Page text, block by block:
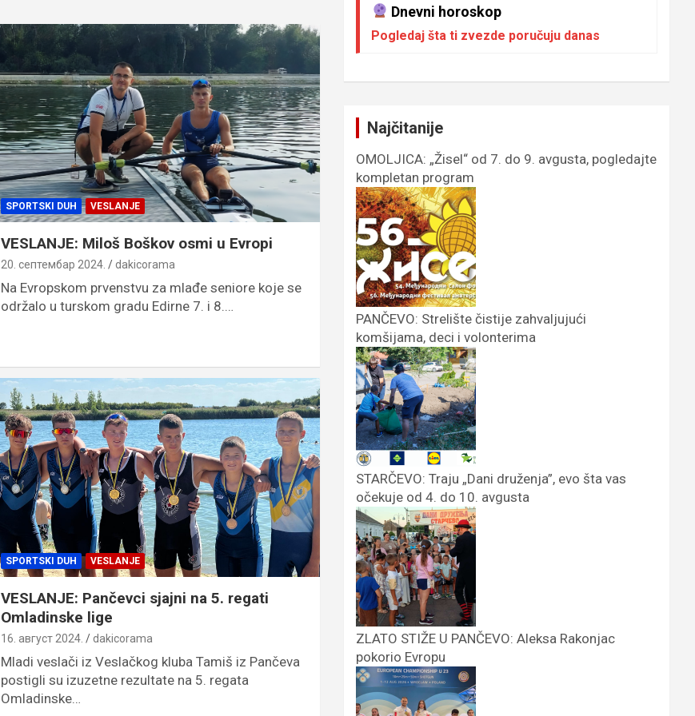
SPORTSKI DUH VESLANJE
VESLANJE: Miloš Boškov osmi u Evropi
20. септембар 2024. dakicorama
Na Evropskom prvenstvu za mlađe seniore koje se
održalo u turskom gradu Edirne 7. i 8.…
SPORTSKI DUH VESLANJE
VESLANJE: Pančevci sjajni na 5. regati
Omladinske lige
16. август 2024. dakicorama
Mladi veslači iz Veslačkog kluba Tamiš iz Pančeva
postigli su izuzetne rezultate na 5. regata
Omladinske…
Dnevni horoskop
Pogledaj šta ti zvezde poručuju danas
Najčitanije
OMOLJICA: „Žisel“ od 7. do 9. avgusta, pogledajte
kompletan program
PANČEVO: Strelište čistije zahvaljujući
komšijama, deci i volonterima
STARČEVO: Traju „Dani druženja”, evo šta vas
očekuje od 4. do 10. avgusta
ZLATO STIŽE U PANČEVO: Aleksa Rakonjac
pokorio Evropu